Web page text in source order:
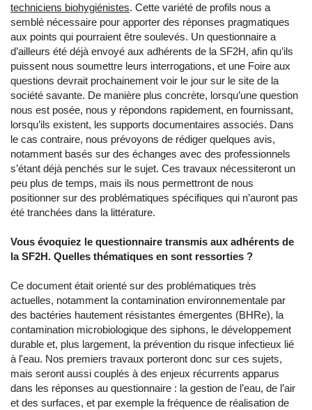
techniciens biohygiénistes. Cette variété de profils nous a
semblé nécessaire pour apporter des réponses pragmatiques
aux points qui pourraient être soulevés. Un questionnaire a
d’ailleurs été déjà envoyé aux adhérents de la SF2H, afin qu’ils
puissent nous soumettre leurs interrogations, et une Foire aux
questions devrait prochainement voir le jour sur le site de la
société savante. De manière plus concrète, lorsqu’une question
nous est posée, nous y répondons rapidement, en fournissant,
lorsqu’ils existent, les supports documentaires associés. Dans
le cas contraire, nous prévoyons de rédiger quelques avis,
notamment basés sur des échanges avec des professionnels
s’étant déjà penchés sur le sujet. Ces travaux nécessiteront un
peu plus de temps, mais ils nous permettront de nous
positionner sur des problématiques spécifiques qui n’auront pas
été tranchées dans la littérature.
Vous évoquiez le questionnaire transmis aux adhérents de
la SF2H. Quelles thématiques en sont ressorties ?
Ce document était orienté sur des problématiques très
actuelles, notamment la contamination environnementale par
des bactéries hautement résistantes émergentes (BHRe), la
contamination microbiologique des siphons, le développement
durable et, plus largement, la prévention du risque infectieux lié
à l'eau. Nos premiers travaux porteront donc sur ces sujets,
mais seront aussi couplés à des enjeux récurrents apparus
dans les réponses au questionnaire : la gestion de l’eau, de l’air
et des surfaces, et par exemple la fréquence de réalisation de